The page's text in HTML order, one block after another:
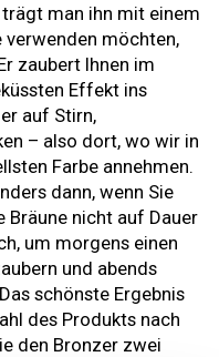
man ihn mit einem
verwenden möchten,
zaubert Ihnen im
Effekt ins
auf Stirn,
– also dort, wo wir in
Farbe annehmen.
dann, wenn Sie
Bräune nicht auf Dauer
um morgens einen
und abends
schönste Ergebnis
des Produkts nach
den Bronzer zwei